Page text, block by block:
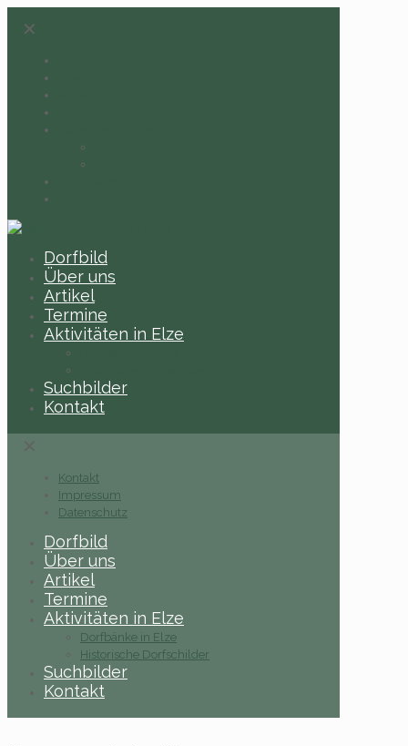
✕
Dorfbild
Über uns
Artikel
Termine
Aktivitäten in Elze
Suchbilder
Kontakt
Kontakt
Impressum
Datenschutz
Dorfbild
Über uns
Artikel
Termine
Aktivitäten in Elze
Dorfbänke in Elze
Historische Dorfschilder
Suchbilder
Kontakt